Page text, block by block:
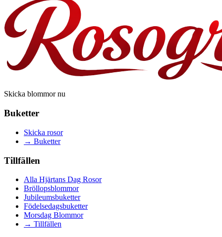
Skicka blommor nu
Buketter
Skicka rosor
→ Buketter
Tillfällen
Alla Hjärtans Dag Rosor
Bröllopsblommor
Jubileumsbuketter
Födelsedagsbuketter
Morsdag Blommor
→ Tillfällen